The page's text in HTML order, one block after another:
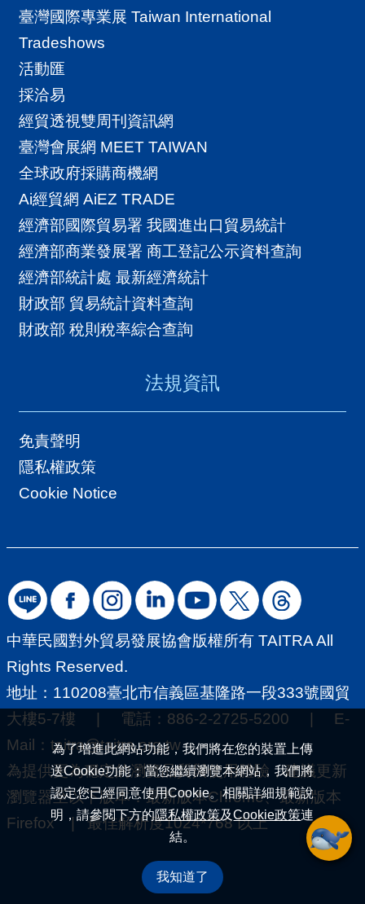
為了增進此網站功能，我們將在您的裝置上傳
送Cookie功能；當您繼續瀏覽本網站，我們將
認定您已經同意使用Cookie。相關詳細規範說
明，請參閱下方的隱私權政策及Cookie政策連
結。
我知道了
臺灣國際專業展 Taiwan International
Tradeshows
活動匯
採洽易
經貿透視雙周刊資訊網
臺灣會展網 MEET TAIWAN
全球政府採購商機網
Ai經貿網 AiEZ TRADE
經濟部國際貿易署 我國進出口貿易統計
經濟部商業發展署 商工登記公示資料查詢
經濟部統計處 最新經濟統計
財政部 貿易統計資料查詢
財政部 稅則稅率綜合查詢
法規資訊
免責聲明
隱私權政策
Cookie Notice
中華民國對外貿易發展協會版權所有 TAITRA All
Rights Reserved.
地址：110208臺北市信義區基隆路一段333號國貿
大樓5-7樓 | 電話：886-2-2725-5200 | E-
Mail： taitra@taitra.org.tw
為提供更為穩定的瀏覽品質與使用體驗，建議更新
瀏覽器至以下版本：最新版本Chrome、最新版本
Firefox | 最佳解析度1024*768 以上